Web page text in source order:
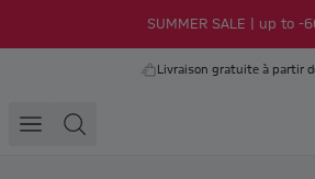
SUMMER SALE | up to -
Livraison gratuite à partir